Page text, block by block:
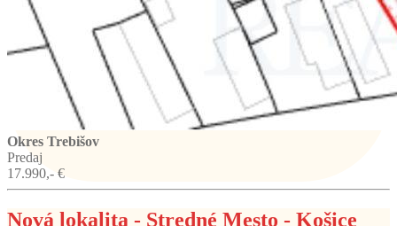
Okres Trebišov
Predaj
17.990,- €
Nová lokalita - Stredné Mesto - Košice